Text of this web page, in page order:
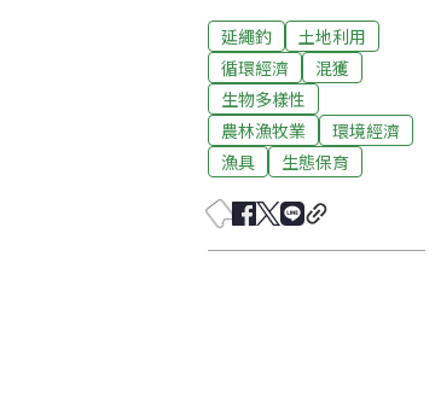
延繩釣
土地利用
循環經濟
混獲
生物多樣性
農林漁牧業
環境經濟
漁具
生態保育